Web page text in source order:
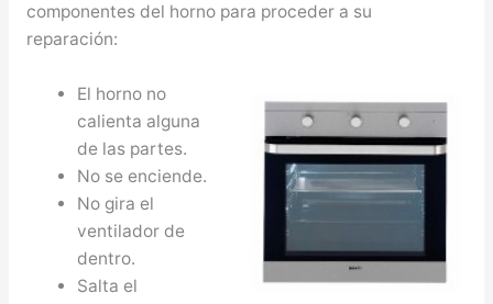
componentes del horno para proceder a su
reparación:
El horno no
calienta alguna
de las partes.
No se enciende.
No gira el
ventilador de
dentro.
Salta el